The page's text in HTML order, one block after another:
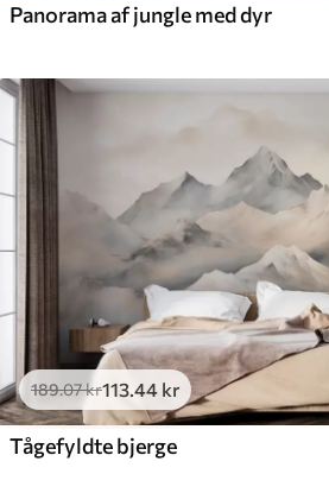
Panorama af jungle med dyr
189.07kr113 .44 kr
Tågefyldte bjerge